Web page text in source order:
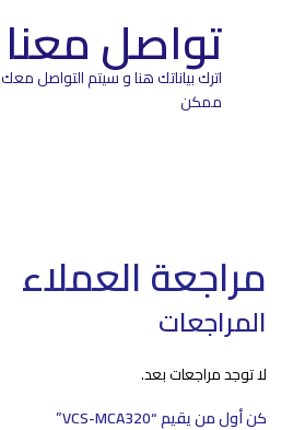
تواصل معنا
اترك بياناتك هنا و سيتم التواصل
ممكن
مراجعة العملاء
المراجعات
لا توجد مراجعات بعد.
كن أول من يقيم “VCS-MCA320”